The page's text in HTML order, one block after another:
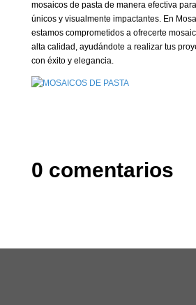
mosaicos de pasta de manera efectiva
únicos y visualmente impactantes. En
estamos comprometidos a ofrecerte
alta calidad, ayudándote a realizar tus
con éxito y elegancia.
0 comentarios